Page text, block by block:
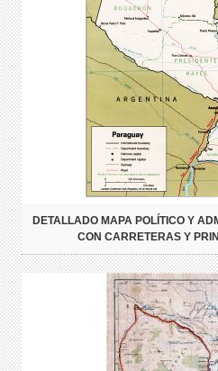
DETALLADO MAPA POLÍTICO Y
CON CARRETERAS Y